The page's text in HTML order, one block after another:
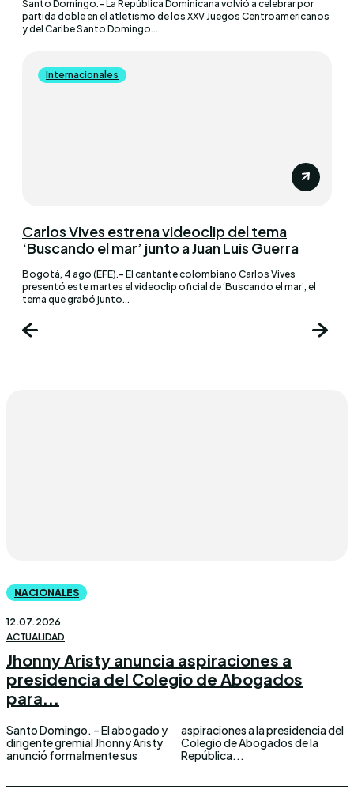
Santo Domingo.– La República Dominicana volvió a celebrar por
partida doble en el atletismo de los XXV Juegos Centroamericanos
y del Caribe Santo Domingo...
Internacionales
Carlos Vives estrena videoclip del tema
‘Buscando el mar’ junto a Juan Luis Guerra
Bogotá, 4 ago (EFE).- El cantante colombiano Carlos Vives
presentó este martes el videoclip oficial de ‘Buscando el mar’, el
tema que grabó junto...
NACIONALES
12.07.2026
ACTUALIDAD
Jhonny Aristy anuncia aspiraciones a
presidencia del Colegio de Abogados
para...
Santo Domingo. – El abogado y
dirigente gremial Jhonny Aristy
anunció formalmente sus
aspiraciones a la presidencia del
Colegio de Abogados de la
República...